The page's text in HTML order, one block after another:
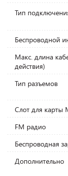
Тип
Беспроводной
Макс. длина
действия)
Тип разъемов
Слот для карты
FM радио
Беспроводная
Дополнительно